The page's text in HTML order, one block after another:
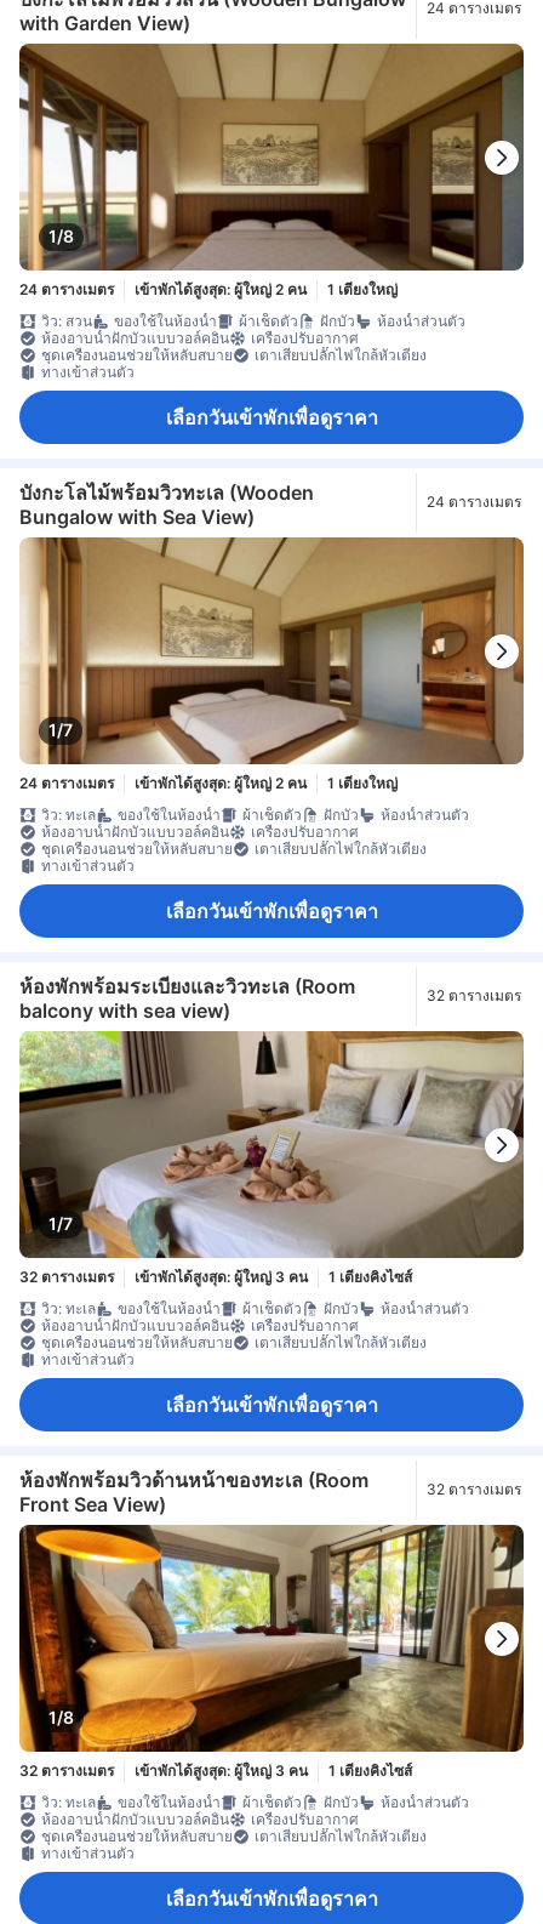
with Garden View)
24 ตารางเมตร
1/8
24 ตารางเมตร เข้าพักได้สูงสุด: ผู้ใหญ่ 2 คน
1 เตียงใหญ่
วิว: สวน
ของใช้ในห้องน้ำ ผ้าเช็ดตัว ฝักบัว
ห้องน้ำส่วนตัว
ห้องอาบน้ำฝักบัวแบบวอล์คอิน
เครื่องปรับอากาศ
ชุดเครื่องนอนช่วยให้หลับสบาย
เตาเสียบปลั๊กไฟใกล้หัวเตียง
ทางเข้าส่วนตัว
เลือกวันเข้าพักเพื่อดูราคา
บังกะโลไม้พร้อมวิวทะเล (Wooden
Bungalow with Sea View)
24 ตารางเมตร
1/7
24 ตารางเมตร เข้าพักได้สูงสุด: ผู้ใหญ่ 2 คน
1 เตียงใหญ่
วิว: ทะเล
ของใช้ในห้องน้ำ ผ้าเช็ดตัว ฝักบัว
ห้องน้ำส่วนตัว
ห้องอาบน้ำฝักบัวแบบวอล์คอิน
เครื่องปรับอากาศ
ชุดเครื่องนอนช่วยให้หลับสบาย
เตาเสียบปลั๊กไฟใกล้หัวเตียง
ทางเข้าส่วนตัว
เลือกวันเข้าพักเพื่อดูราคา
ห้องพักพร้อมระเบียงและวิวทะเล (Room
balcony with sea view)
32 ตารางเมตร
1/7
32 ตารางเมตร เข้าพักได้สูงสุด: ผู้ใหญ่ 3 คน
1 เตียงคิงไซส์
วิว: ทะเล
ของใช้ในห้องน้ำ ผ้าเช็ดตัว ฝักบัว
ห้องน้ำส่วนตัว
ห้องอาบน้ำฝักบัวแบบวอล์คอิน
เครื่องปรับอากาศ
ชุดเครื่องนอนช่วยให้หลับสบาย
เตาเสียบปลั๊กไฟใกล้หัวเตียง
ทางเข้าส่วนตัว
เลือกวันเข้าพักเพื่อดูราคา
ห้องพักพร้อมวิวด้านหน้าของทะเล (Room
Front Sea View)
32 ตารางเมตร
1/8
32 ตารางเมตร เข้าพักได้สูงสุด: ผู้ใหญ่ 3 คน
1 เตียงคิงไซส์
วิว: ทะเล
ของใช้ในห้องน้ำ ผ้าเช็ดตัว ฝักบัว
ห้องน้ำส่วนตัว
ห้องอาบน้ำฝักบัวแบบวอล์คอิน
เครื่องปรับอากาศ
ชุดเครื่องนอนช่วยให้หลับสบาย
เตาเสียบปลั๊กไฟใกล้หัวเตียง
ทางเข้าส่วนตัว
เลือกวันเข้าพักเพื่อดูราคา